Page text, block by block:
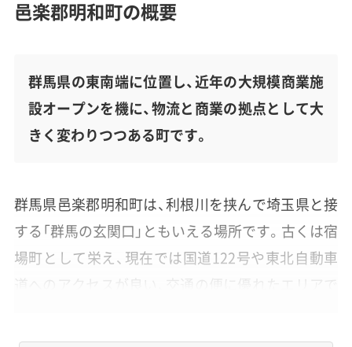
邑楽郡明和町の概要
群馬県の東南端に位置し、近年の大規模商業施
設オープンを機に、物流と商業の拠点として大
きく変わりつつある町です。
群馬県邑楽郡明和町は、利根川を挟んで埼玉県と接
する「群馬の玄関口」ともいえる場所です。古くは宿
場町として栄え、現在では国道122号や東北自動車
道へのアクセスが良い、交通の便に優れたエリアで